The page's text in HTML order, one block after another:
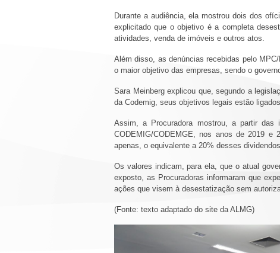
Durante a audiência, ela mostrou dois dos
explicitado que o objetivo é a completa
atividades, venda de imóveis e outros atos.
Além disso, as denúncias recebidas pelo
o maior objetivo das empresas, sendo o
Sara Meinberg explicou que, segundo a
da Codemig, seus objetivos legais estão
Assim, a Procuradora mostrou, a partir das
CODEMIG/CODEMGE, nos anos de 2019 e
apenas, o equivalente a 20% desses
Os valores indicam, para ela, que o atual
exposto, as Procuradoras informaram que
ações que visem à desestatização sem
(Fonte: texto adaptado do site da ALMG)